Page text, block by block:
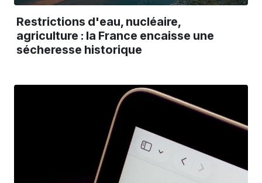
Restrictions d'eau, nucléaire,
agriculture : la France encaisse une
sécheresse historique